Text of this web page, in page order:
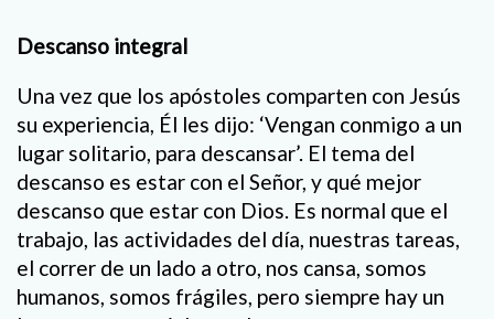
Descanso integral
Una vez que los apóstoles comparten con Jesús
su experiencia, Él les dijo: ‘Vengan conmigo a un
lugar solitario, para descansar’. El tema del
descanso es estar con el Señor, y qué mejor
descanso que estar con Dios. Es normal que el
trabajo, las actividades del día, nuestras tareas,
el correr de un lado a otro, nos cansa, somos
humanos, somos frágiles, pero siempre hay un